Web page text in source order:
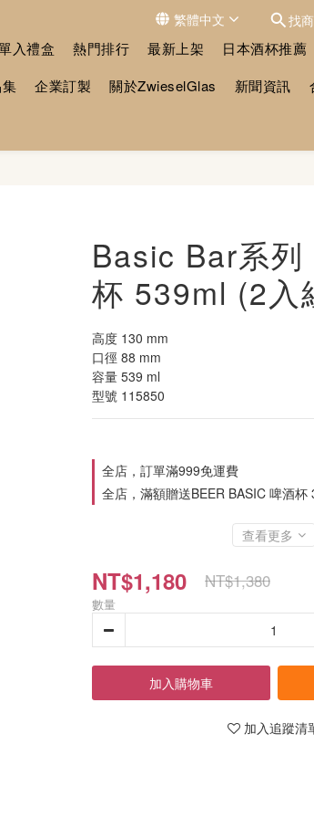
繁體中文 找
入禮盒 熱門排行 最新上架
日本酒杯推薦
企業訂製 關於ZwieselGlas 新聞資訊
Basic Bar系列
杯 539ml (2入
高度 130 mm
口徑 88 mm
容量 539 ml
型號 115850
全店，訂單滿999免運費
全店，滿額贈送BEER BASIC 啤酒杯
查看更多
NT$1,180 NT$1,380
數量
加入購物車
加入追蹤清